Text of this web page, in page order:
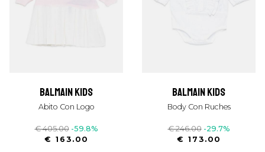
balmain kids
Abito Con Logo
€ 405.00 -59.8%
€ 163.00
balmain kids
Body Con Ruches
€ 246.00 -29.7%
€ 173.00